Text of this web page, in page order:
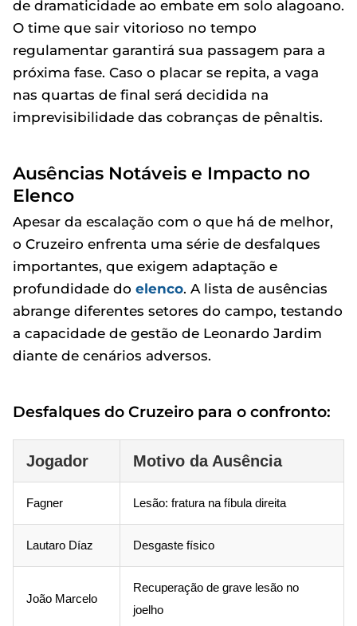
de dramaticidade ao embate em solo alagoano.
O time que sair vitorioso no tempo
regulamentar garantirá sua passagem para a
próxima fase. Caso o placar se repita, a vaga
nas quartas de final será decidida na
imprevisibilidade das cobranças de pênaltis.
Ausências Notáveis e Impacto no
Elenco
Apesar da escalação com o que há de melhor,
o Cruzeiro enfrenta uma série de desfalques
importantes, que exigem adaptação e
profundidade do elenco. A lista de ausências
abrange diferentes setores do campo, testando
a capacidade de gestão de Leonardo Jardim
diante de cenários adversos.
Desfalques do Cruzeiro para o confronto:
Jogador Motivo da Ausência
Fagner Lesão: fratura na fíbula direita
Lautaro Díaz Desgaste físico
João Marcelo
Recuperação de grave lesão no
joelho